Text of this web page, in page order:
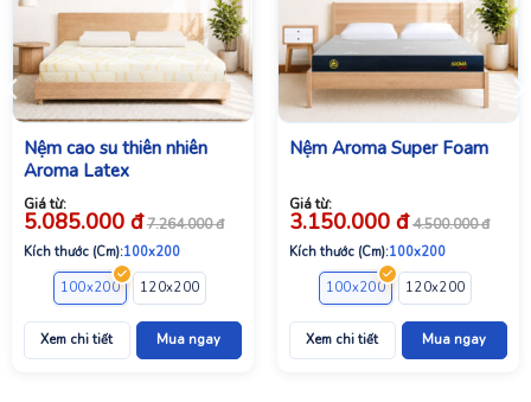
Nệm cao su thiên nhiên
Aroma Latex
Giá từ:
5.085.000 đ 7.264.000đ
Kích thước (Cm):100x200
100x200
120x200 160x200 180x200 200x200
Xem chi tiết Mua ngay
Nệm Aroma Super Foam
Giá từ:
3.150.000 đ 4.500.000đ
Kích thước (Cm):100x200
100x200
120x200
Xem chi tiết Mua ngay
220x200160x200 180x200 200x200 200x220